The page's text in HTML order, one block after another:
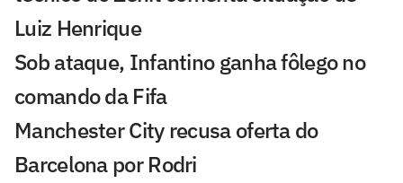
Luiz Henrique
Sob ataque, Infantino ganha fôlego no
comando da Fifa
Manchester City recusa oferta do
Barcelona por Rodri